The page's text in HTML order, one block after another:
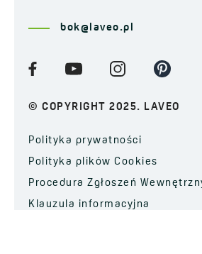
bok@laveo.pl
© COPYRIGHT 2025. LAVEO
Polityka prywatności
Polityka plików Cookies
Procedura Zgłoszeń
Klauzula informacyjna